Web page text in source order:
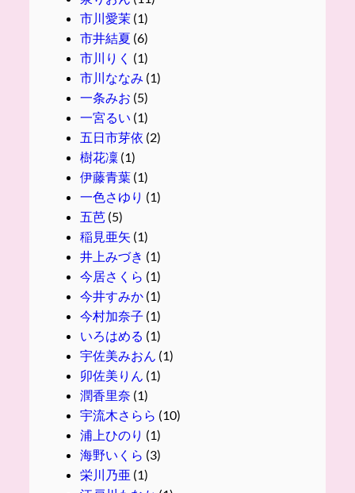
市川愛茉(1)
市井結夏 (6)
市川りく (1)
市川ななみ (1)
一条みお (5)
一宮るい (1)
五日市芽依 (2)
樹花凜(1)
伊藤青葉(1)
一色さゆり (1)
五芭(5)
稲見亜矢 (1)
井上みづき (1)
今居さくら (1)
今井すみか(1)
今村加奈子 (1)
いろはめる (1)
宇佐美みおん (1)
卯佐美りん (1)
潤香里奈 (1)
宇流木さらら (10)
浦上ひのり (1)
海野いくら (3)
栄川乃亜 (1)